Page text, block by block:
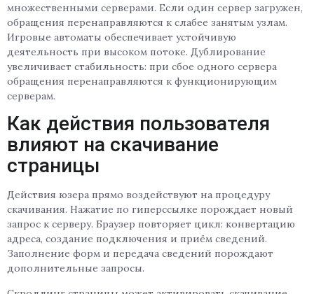
множественными серверами. Если один сервер загружен,
обращения перенаправляются к слабее занятым узлам.
Игровые автоматы обеспечивает устойчивую
деятельность при высоком потоке. Дублирование
увеличивает стабильность: при сбое одного сервера
обращения перенаправляются к функционирующим
серверам.
Как действия пользователя
влияют на скачивание
страницы
Действия юзера прямо воздействуют на процедуру
скачивания. Нажатие по гиперссылке порождает новый
запрос к серверу. Браузер повторяет цикл: конвертацию
адреса, создание подключения и приём сведений.
Заполнение форм и передача сведений порождают
дополнительные запросы.